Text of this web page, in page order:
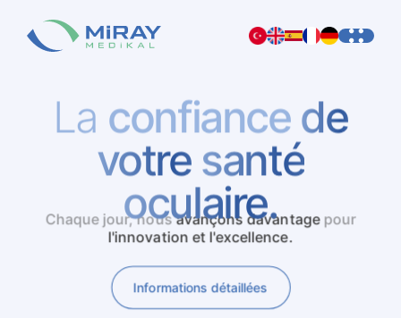
La confiance de
votre santé
oculaire.
Chaque jour,nousavançons davantage pour
l'innovation et l'excellence.
Informations détaillées
Nous travaillonsdavantagechaque jour pour
Informations détaillées
Informations détaillées
Informations détaillées
Informations détaillées